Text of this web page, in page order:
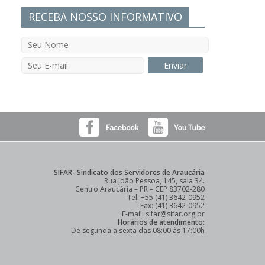
RECEBA NOSSO INFORMATIVO
SIFAR- Sindicato dos Servidores de Araucária
Rua João Pessoa, 145, sala 34.
Centro Araucária – PR – CEP 83702-280
Tel. +55 (41) 3642-0952
Fax: (41) 3642-0952
E-mail: sifar@sifar.org.br
Horários de atendimento:
De segunda a sexta das 08:00 às 17:00h